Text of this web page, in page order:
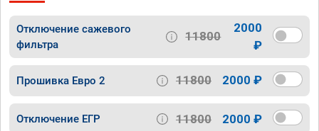
Отключение сажевого
фильтра
11800
2000
₽
Прошивка Евро 2 11800 2000 ₽
Отключение ЕГР 11800 2000 ₽